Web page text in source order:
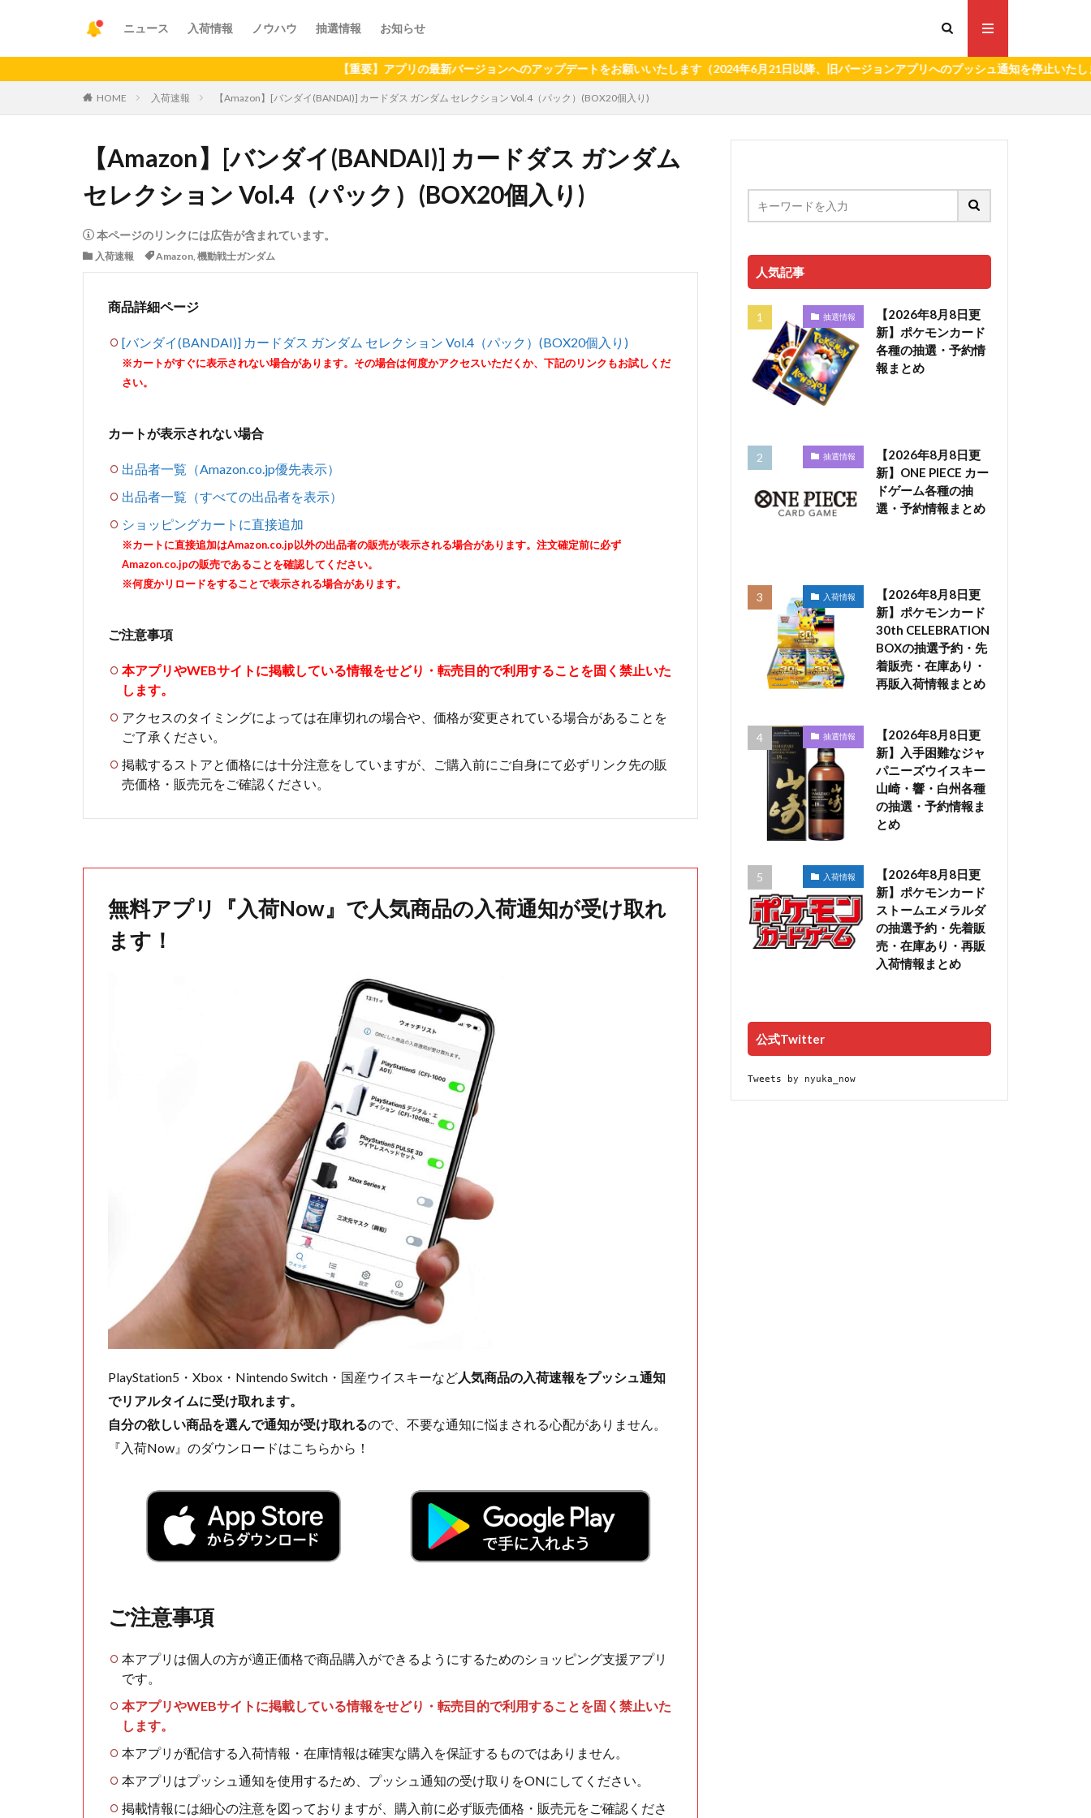
ニュース 入荷情報 ノウハウ 抽選情報 お知らせ
【重要】アプリの最新バージョンへのアップデートをお願いいたします（2024年6月21日以降、旧バージョンアプリへのプッシュ通知を停止いたします。）
HOME 入荷速報 【Amazon】[バンダイ(BANDAI)] カードダス ガンダム セレクション Vol.4（パック）(BOX20個入り)
【Amazon】[バンダイ(BANDAI)] カードダス ガンダム
セレクション Vol.4（パック）(BOX20個入り)
本ページのリンクには広告が含まれています。
入荷速報 Amazon, 機動戦士ガンダム
商品詳細ページ
[バンダイ(BANDAI)] カードダス ガンダム セレクション Vol.4（パック）(BOX20個入り)
※カートがすぐに表示されない場合があります。その場合は何度かアクセスいただくか、下記のリンクもお試しくだ
さい。
カートが表示されない場合
出品者一覧（Amazon.co.jp優先表示）
出品者一覧（すべての出品者を表示）
ショッピングカートに直接追加
※カートに直接追加はAmazon.co.jp以外の出品者の販売が表示される場合があります。注文確定前に必ず
Amazon.co.jpの販売であることを確認してください。
※何度かリロードをすることで表示される場合があります。
ご注意事項
本アプリやWEBサイトに掲載している情報をせどり・転売目的で利用することを固く禁止いた
します。
アクセスのタイミングによっては在庫切れの場合や、価格が変更されている場合があることを
ご了承ください。
掲載するストアと価格には十分注意をしていますが、ご購入前にご自身にて必ずリンク先の販
売価格・販売元をご確認ください。
無料アプリ『入荷Now』で人気商品の入荷通知が受け取れ
ます！
PlayStation5・Xbox・Nintendo Switch・国産ウイスキーなど人気商品の入荷速報をプッシュ通知
でリアルタイムに受け取れます。
自分の欲しい商品を選んで通知が受け取れるので、不要な通知に悩まされる心配がありません。
『入荷Now』のダウンロードはこちらから！
ご注意事項
本アプリは個人の方が適正価格で商品購入ができるようにするためのショッピング支援アプリ
です。
本アプリやWEBサイトに掲載している情報をせどり・転売目的で利用することを固く禁止いた
します。
本アプリが配信する入荷情報・在庫情報は確実な購入を保証するものではありません。
本アプリはプッシュ通知を使用するため、プッシュ通知の受け取りをONにしてください。
掲載情報には細心の注意を図っておりますが、購入前に必ず販売価格・販売元をご確認くださ
人気記事
抽選情報
【2026年8月8日更
新】ポケモンカード
各種の抽選・予約情
報まとめ
抽選情報
【2026年8月8日更
新】ONE PIECE カー
ドゲーム各種の抽
選・予約情報まとめ
入荷情報
【2026年8月8日更
新】ポケモンカード
30th CELEBRATION
BOXの抽選予約・先
着販売・在庫あり・
再販入荷情報まとめ
抽選情報
【2026年8月8日更
新】入手困難なジャ
パニーズウイスキー
山崎・響・白州各種
の抽選・予約情報ま
とめ
入荷情報
【2026年8月8日更
新】ポケモンカード
ストームエメラルダ
の抽選予約・先着販
売・在庫あり・再販
入荷情報まとめ
公式Twitter
Tweets by nyuka_now